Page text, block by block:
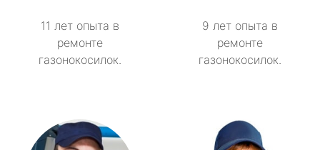
11 лет опыта в
ремонте
газонокосилок.
9 лет опыта в
ремонте
газонокосилок.